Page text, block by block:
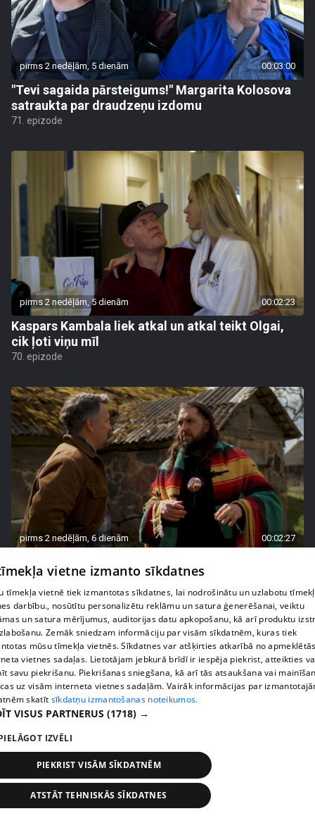
pirms 2 nedēļām, 5 dienām 00:03:00
"Tevi sagaida pārsteigums!" Margarita Kolosova
satraukta par draudzeņu izdomu
71. epizode
pirms 2 nedēļām, 5 dienām 00:02:23
Kaspars Kambala liek atkal un atkal teikt Olgai,
cik ļoti viņu mīl
70. epizode
pirms 2 nedēļām, 6 dienām 00:02:27
71. epizode
pirms 2 nedēļām, 6 dienām
Magone sarūpē īpašu dāvanu savai draudzenei
Evitai
vietne izmanto sīkdatnes
tīmekļa vietnē tiek izmantotas sīkdatnes, lai nodrošinātu un uzlabotu
darbību., nosūtītu personalizētu reklāmu un satura ģenerēšanai, veiktu
un satura mērījumus, auditorijas datu apkopošanu, kā arī produktu
Zemāk sniedzam informāciju par visām sīkdatnēm, kuras tiek
mūsu tīmekļa vietnēs. Sīkdatnes var atšķirties atkarībā no
vietnes sadaļas. Lietotājam jebkurā brīdī ir iespēja piekrist, atteikties
savu piekrišanu. Piekrišanas sniegšana, kā arī tās atsaukšana vai
uz visām interneta vietnes sadaļām. Vairāk informācijas par
skatīt sīkdatņu izmantošanas noteikumos.
VISUS PARTNERUS (1718) →
IZVĒLI
PIEKRIST VISĀM SĪKDATNĒM
ATSTĀT TEHNISKĀS SĪKDATNES